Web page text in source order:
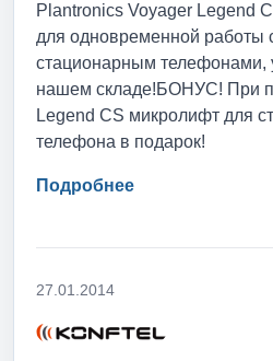
Plantronics Voyager Legend
для одновременной работы
стационарным телефонами,
нашем складе!БОНУС! При
Legend CS микролифт для
телефона в подарок!
Подробнее
27.01.2014